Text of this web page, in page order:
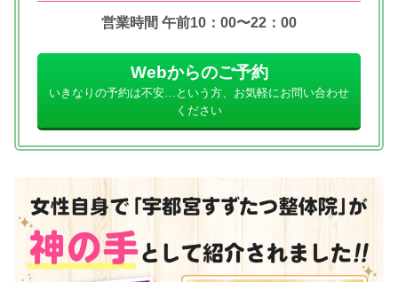
営業時間 午前10：00〜22：00
Webからのご予約
いきなりの予約は不安…という方、お気軽にお問い合わせ
ください